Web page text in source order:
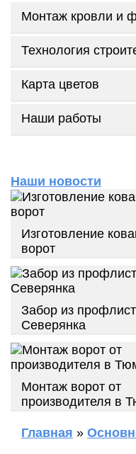
Монтаж кровли и
Технология
Карта цветов
Наши работы
Наши новости
Изготовление
ворот
Забор из
Северянка
Монтаж ворот от
производителя в
Главная »